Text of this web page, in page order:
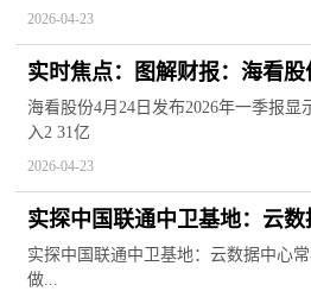
2026-04-23
实时焦点：图解财报：海看
8993.32万元，同比减少
海看股份4月24日发布2026年一季报
入2 31亿
2026-04-23
实探中国联通中卫基地：云
耗”，这个基地怎么做到的？-
实探中国联通中卫基地：云数据中心
做...